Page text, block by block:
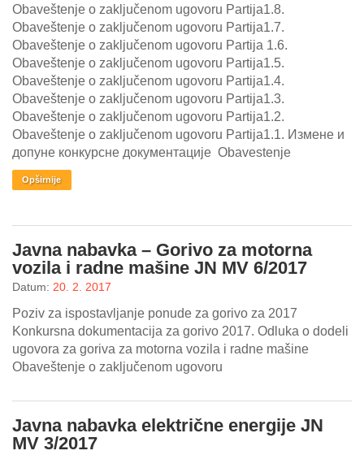
Kontakt
Language
Obaveštenje o zaključenom ugovoru Partija1.8.
Obaveštenje o zaključenom ugovoru Partija1.7.
Obaveštenje o zaključenom ugovoru Partija 1.6.
Obaveštenje o zaključenom ugovoru Partija1.5.
Obaveštenje o zaključenom ugovoru Partija1.4.
Obaveštenje o zaključenom ugovoru Partija1.3.
Obaveštenje o zaključenom ugovoru Partija1.2.
Obaveštenje o zaključenom ugovoru Partija1.1. Измене и
допуне конкурсне документације Obavestenje
Opširnije
Javna nabavka – Gorivo za motorna
vozila i radne mašine JN MV 6/2017
Datum: 20. 2. 2017
Poziv za ispostavljanje ponude za gorivo za 2017
Konkursna dokumentacija za gorivo 2017. Odluka o dodeli
ugovora za goriva za motorna vozila i radne mašine
Obaveštenje o zaključenom ugovoru
Javna nabavka električne energije JN
MV 3/2017